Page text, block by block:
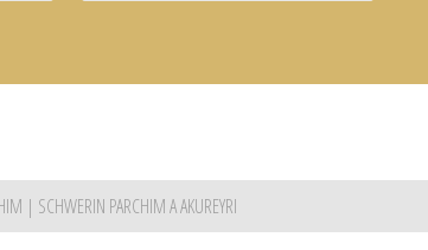
| SCHWERIN PARCHIM A AKUREYRI